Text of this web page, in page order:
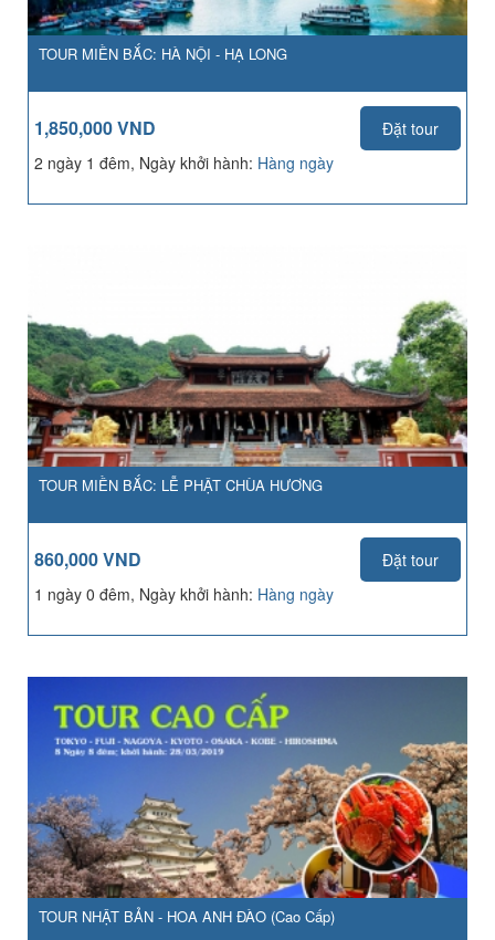
TOUR MIỀN BẮC: HÀ NỘI - HẠ LONG
1,850,000 VND
Đặt tour
2 ngày 1 đêm, Ngày khởi hành: Hàng ngày
TOUR MIỀN BẮC: LỄ PHẬT CHÙA HƯƠNG
860,000 VND
Đặt tour
1 ngày 0 đêm, Ngày khởi hành: Hàng ngày
TOUR NHẬT BẢN - HOA ANH ĐÀO (Cao Cấp)